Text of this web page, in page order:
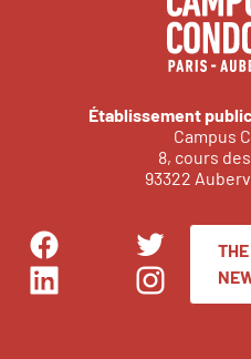
Établissement
Campus
8, cours
93322
Facebook
Twitter
LinkedIn
Instagram